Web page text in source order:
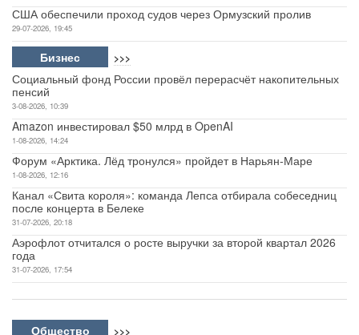
США обеспечили проход судов через Ормузский пролив
29-07-2026, 19:45
Бизнес >>>
Социальный фонд России провёл перерасчёт накопительных
пенсий
3-08-2026, 10:39
Amazon инвестировал $50 млрд в OpenAI
1-08-2026, 14:24
Форум «Арктика. Лёд тронулся» пройдет в Нарьян-Маре
1-08-2026, 12:16
Канал «Свита короля»: команда Лепса отбирала собеседниц
после концерта в Белеке
31-07-2026, 20:18
Аэрофлот отчитался о росте выручки за второй квартал 2026
года
31-07-2026, 17:54
Общество >>>